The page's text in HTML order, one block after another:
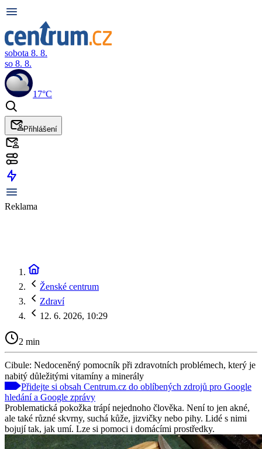
sobota 8. 8.
so 8. 8.
17°C
Přihlášení
Reklama
Ženské centrum
Zdraví
12. 6. 2026, 10:29
2 min
Cibule: Nedoceněný pomocník při zdravotních problémech, který je
nabitý důležitými vitamíny a minerály
Přidejte si obsah Centrum.cz do oblíbených zdrojů pro Google
hledání a Google zprávy
Problematická pokožka trápí nejednoho člověka. Není to jen akné,
ale také různé skvrny, suchá kůže, jizvičky nebo pihy. Lidé s nimi
bojují tak, jak umí. Lze si pomoci i domácími prostředky.